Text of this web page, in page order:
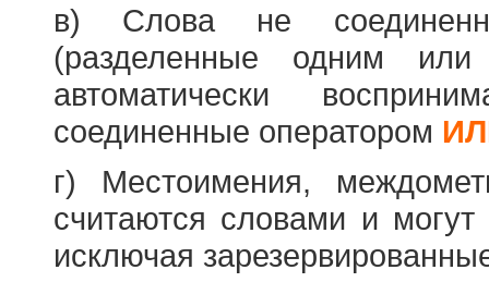
в) Слова не
(разделенные одним или
автоматически
соединенные оператором
г) Местоимения,
считаются словами и могут
исключая